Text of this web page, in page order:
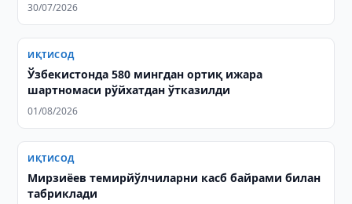
30/07/2026
ИҚТИСОД
Ўзбекистонда 580 мингдан ортиқ ижара
шартномаси рўйхатдан ўтказилди
01/08/2026
ИҚТИСОД
Мирзиёев темирйўлчиларни касб байрами билан
табриклади